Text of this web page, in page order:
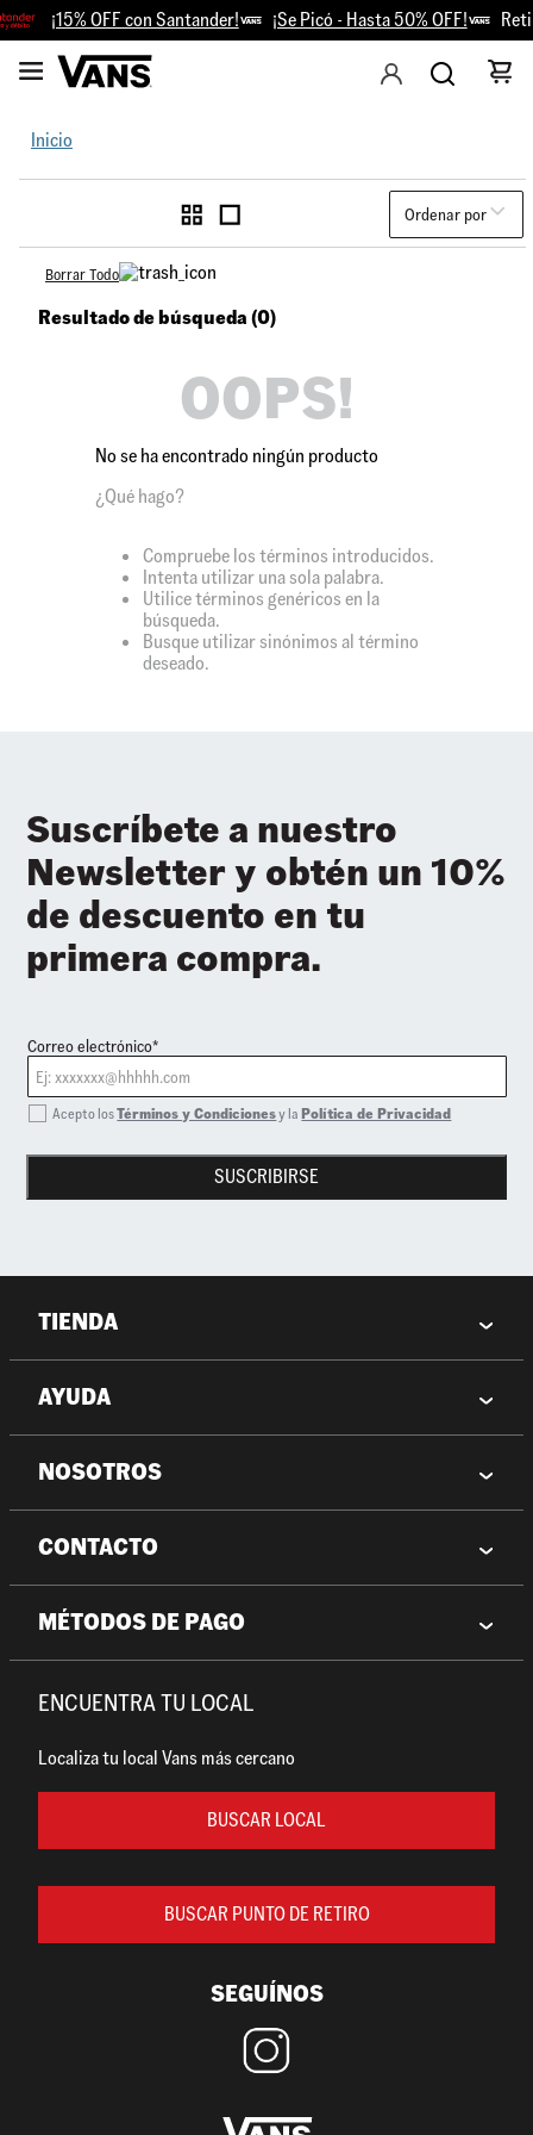
¡15% OFF con Santander! ¡Se Picó - Hasta 50% OFF!
Inicio
Ordenar por
Borrar Todo
Resultado de búsqueda (0)
OOPS!
No se ha encontrado ningún producto
¿Qué hago?
Compruebe los términos introducidos.
Intenta utilizar una sola palabra.
Utilice términos genéricos en la
búsqueda.
Busque utilizar sinónimos al término
deseado.
Suscríbete a nuestro
Newsletter y obtén un 10%
de descuento en tu
primera compra.
Correo electrónico*
SUSCRIBIRSE
Acepto losTérminos y Condicionesy laPolítica de Privacidad
TIENDA
AYUDA
NOSOTROS
CONTACTO
MÉTODOS DE PAGO
ENCUENTRA TU LOCAL
Localiza tu local Vans más cercano
BUSCAR LOCAL
BUSCAR PUNTO DE RETIRO
SEGUÍNOS